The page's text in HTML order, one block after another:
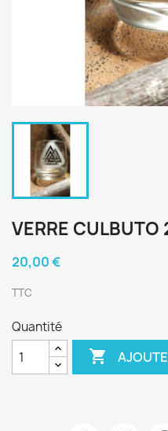
VERRE
20,00 €
TTC
Quantité
